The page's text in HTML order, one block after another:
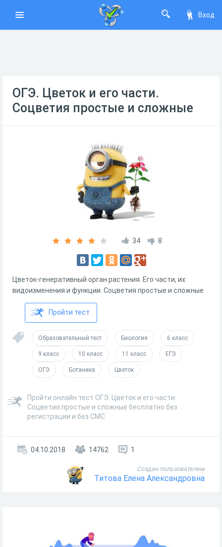
Вход
ОГЭ. Цветок и его части.
Соцветия простые и сложные
34 8
Цветок-генеративный орган растения. Его части, их
видоизменения и функции. Соцветия простые и сложные
Пройти тест
Образовательный тест Биология 6 класс
9 класс 10 класс 11 класс ЕГЭ
ОГЭ Ботаника Цветок
Пройти онлайн тест ОГЭ. Цветок и его части.
Соцветия простые и сложные бесплатно без
регистрации и без СМС
04.10.2018 14762 1
Создан пользователем
Титова Елена Александровна